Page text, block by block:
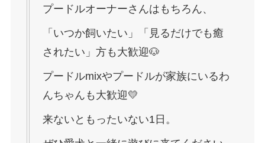
プードルオーナーさんはもちろん、
「いつか飼いたい」「見るだけでも癒
されたい」方も大歓迎🐶
プードルmixやプードルが家族にいるわ
んちゃんも大歓迎💛
来ないともったいない1日。